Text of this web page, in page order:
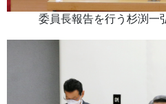
委員長報告を行う杉渕一